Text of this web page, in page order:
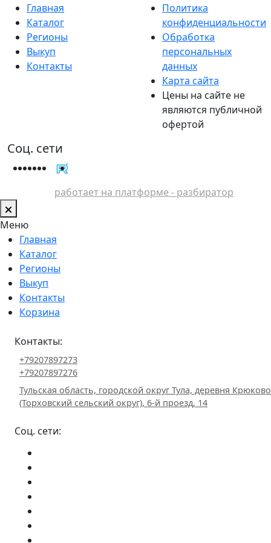
Главная
Каталог
Регионы
Выкуп
Контакты
Политика
конфиденциальности
Обработка
персональных
данных
Карта сайта
Цены на сайте не
являются публичной
офертой
Соц. сети
работает на платформе - разбиратор
Меню
Главная
Каталог
Регионы
Выкуп
Контакты
Корзина
Контакты:
+79207897273
+79207897276
Тульская область, городской округ Тула, деревня Крюково
(Торховский сельский округ), 6-й проезд, 14
Соц. сети: